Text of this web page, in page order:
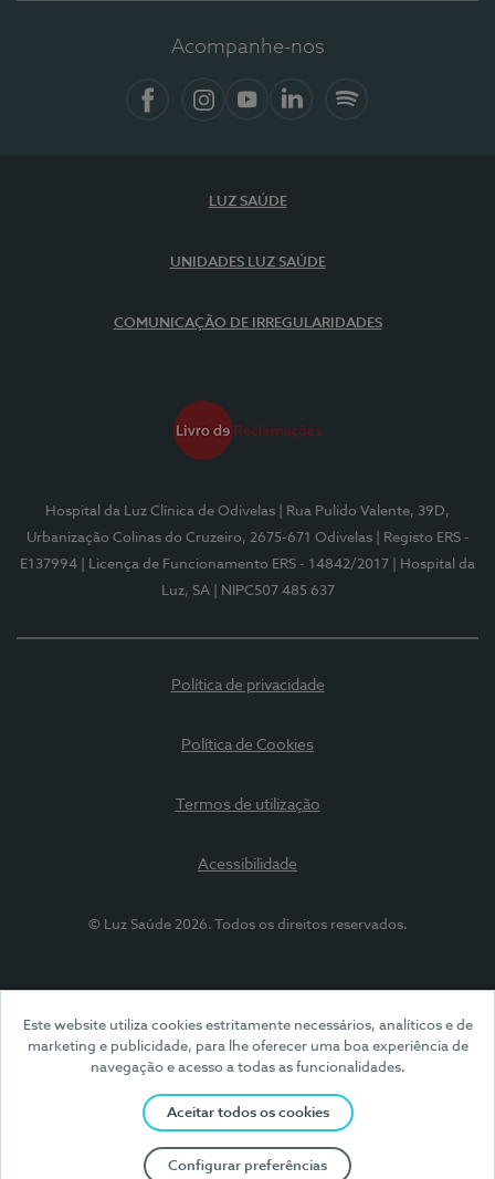
Este website utiliza cookies estritamente necessários, analíticos e de
marketing e publicidade, para lhe oferecer uma boa experiência de
navegação e acesso a todas as funcionalidades.
Aceitar todos os cookies
Configurar preferências
Acompanhe-nos
LUZ SAÚDE
UNIDADES LUZ SAÚDE
COMUNICAÇÃO DE IRREGULARIDADES
Hospital da Luz Clínica de Odivelas
| Rua Pulido Valente, 39D,
Urbanização Colinas do Cruzeiro, 2675-671 Odivelas
| Registo ERS -
E137994
| Licença de Funcionamento ERS - 14842/2017
| Hospital da
Luz, SA
| NIPC507 485 637
Política de privacidade
Política de Cookies
Termos de utilização
Acessibilidade
© Luz Saúde 2026. Todos os direitos reservados.